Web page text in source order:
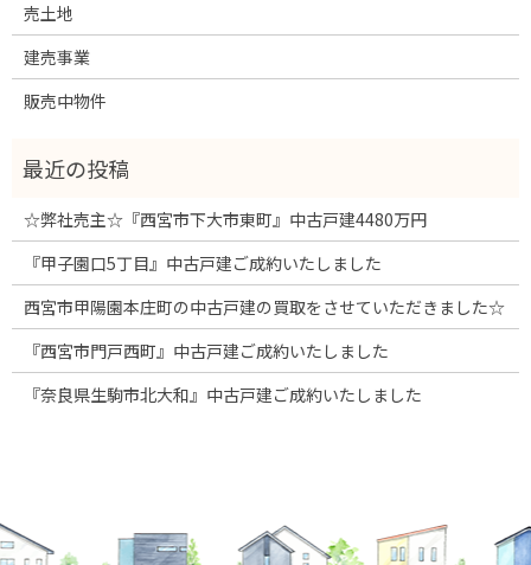
売土地
建売事業
販売中物件
☆弊社売主☆『西宮市下大市東町』中古戸建4480万円
『甲子園口5丁目』中古戸建ご成約いたしました
西宮市甲陽園本庄町の中古戸建の買取をさせていただきました☆
『西宮市門戸西町』中古戸建ご成約いたしました
『奈良県生駒市北大和』中古戸建ご成約いたしました